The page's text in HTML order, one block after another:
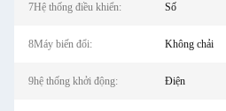
7Hệ thống điều khiển: Số
8Máy biến đổi: Không chải
9hệ thống khởi động: Điện